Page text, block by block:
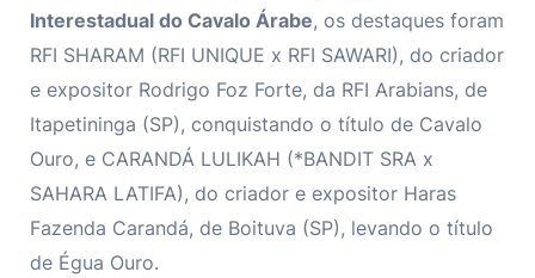
Interestadual do Cavalo Árabe, os destaques foram
RFI SHARAM (RFI UNIQUE x RFI SAWARI), do criador
e expositor Rodrigo Foz Forte, da RFI Arabians, de
Itapetininga (SP), conquistando o título de Cavalo
Ouro, e CARANDÁ LULIKAH (*BANDIT SRA x
SAHARA LATIFA), do criador e expositor Haras
Fazenda Carandá, de Boituva (SP), levando o título
de Égua Ouro.